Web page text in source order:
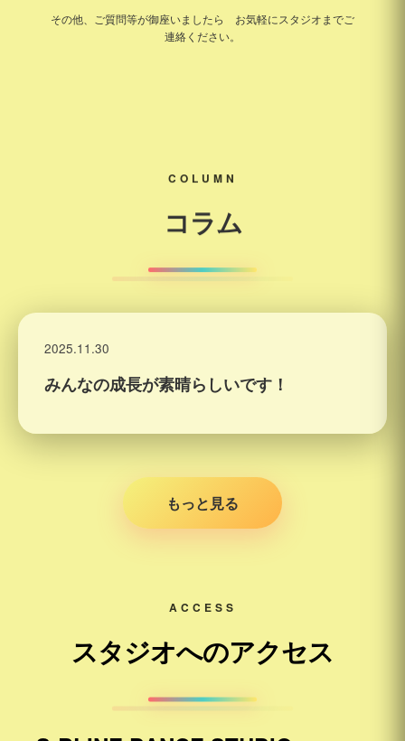
その他、ご質問等が御座いましたら お気軽にスタジオまでご
連絡ください。
COLUMN
コラム
2025.11.30
みんなの成長が素晴らしいです！
もっと見る
ACCESS
スタジオへのアクセス